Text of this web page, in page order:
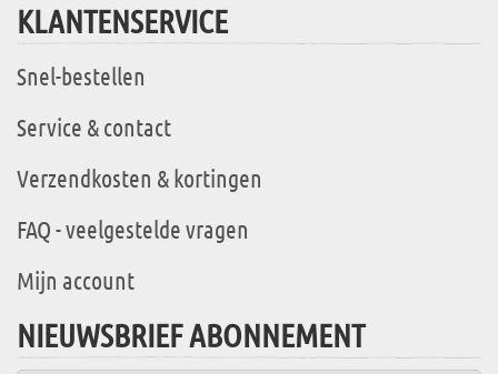
KLANTENSERVICE
Snel-bestellen
Service & contact
Verzendkosten & kortingen
FAQ - veelgestelde vragen
Mijn account
NIEUWSBRIEF ABONNEMENT